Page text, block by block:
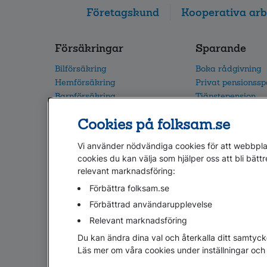
Företagskund Kooperativa
Försäkringar
Bilförsäkring
Hemförsäkring
Barnförsäkring
Alla försäkringar
Sparande
Boka rådgivning
Privat
Tjänstepension
Flytta din pension
Webbkarta
Cookies på folksam.se
Vi använder nödvändiga cookies för att
cookies du kan välja som hjälper oss att bli
relevant marknadsföring:
Förbättra folksam.se
Förbättrad användarupplevelse
Relevant marknadsföring
Du kan ändra dina val och återkalla ditt
Läs mer om våra cookies under inställningar och